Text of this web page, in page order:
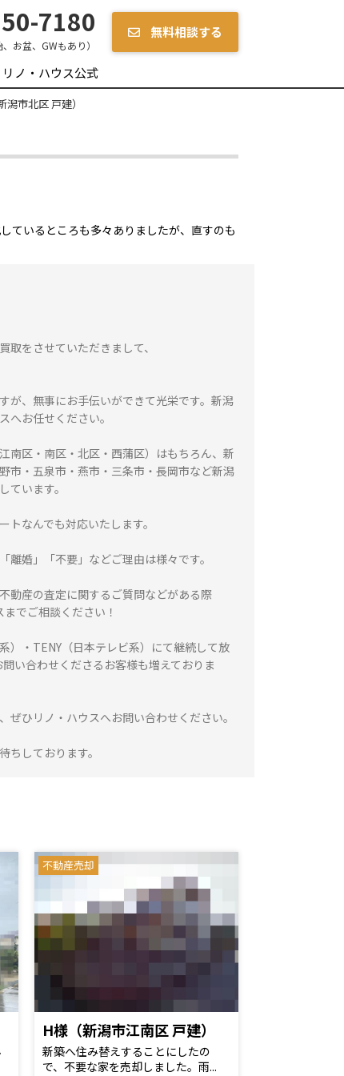
7180
お盆、GWもあり）
無料相談する
リノ・ハウス公式
潟市北区 戸建）
ているところも多々ありましたが、直すのも
取をさせていただきまして、
が、無事にお手伝いができて光栄です。新潟
へお任せください。
南区・南区・北区・西蒲区）はもちろん、新
市・五泉市・燕市・三条市・長岡市など新潟
ています。
なんでも対応いたします。
離婚」「不要」などご理由は様々です。
動産の査定に関するご質問などがある際
でご相談ください！
）・TENY（日本テレビ系）にて継続して放
い合わせくださるお客様も増えておりま
ぜひリノ・ハウスへお問い合わせください。
ちしております。
不動産売却
H様（新潟市江南区 戸建）
新築へ住み替えすることにしたの
で、不要な家を売却しました。雨...